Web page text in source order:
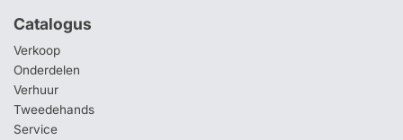
Catalogus
Verkoop
Onderdelen
Verhuur
Tweedehands
Service